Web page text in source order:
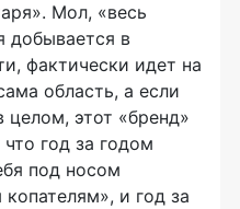
Мол, «весь
добывается в
фактически идет на
область, а если
целом, этот «бренд»
год за годом
под носом
и год за